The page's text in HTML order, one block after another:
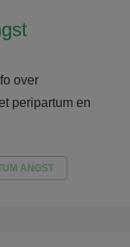
over
peripartum en
ANGST